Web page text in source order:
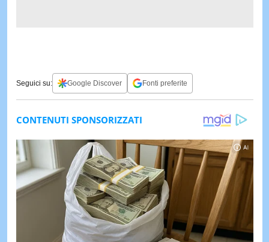
Seguici su: Google Discover Fonti preferite